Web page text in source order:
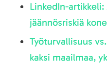
LinkedIn-
jäännösriskiä
Työturvallisuus
kaksi maailmaa,